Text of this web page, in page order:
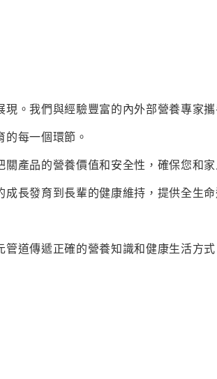
。我們與經驗豐富的內外部營養專家攜
每一個環節。
產品的營養價值和安全性，確保您和家
長發育到長輩的健康維持，提供全生
管道傳遞正確的營養知識和健康生活方